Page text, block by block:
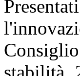
stabilità